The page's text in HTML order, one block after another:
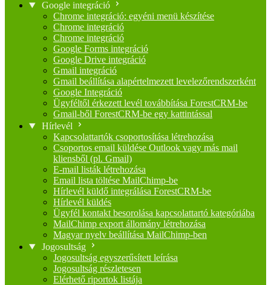
Google integráció
Chrome integráció: egyéni menü készítése
Chrome integráció
Chrome integráció
Google Forms integráció
Google Drive integráció
Gmail integráció
Gmail beállítása alapértelmezett levelezőrendszerként
Google Integráció
Ügyféltől érkezett levél továbbítása ForestCRM-be
Gmail-ből ForestCRM-be egy kattintással
Hírlevél
Kapcsolattartók csoportosítása létrehozása
Csoportos email küldése Outlook vagy más mail
kliensből (pl. Gmail)
E-mail listák létrehozása
Email lista töltése MailChimp-be
Hírlevél küldő integrálása ForestCRM-be
Hírlevél küldés
Ügyfél kontakt besorolása kapcsolattartó kategóriába
MailChimp export állomány létrehozása
Magyar nyelv beállítása MailChimp-ben
Jogosultság
Jogosultság egyszerűsített leírása
Jogosultság részletesen
Elérhető riportok listája